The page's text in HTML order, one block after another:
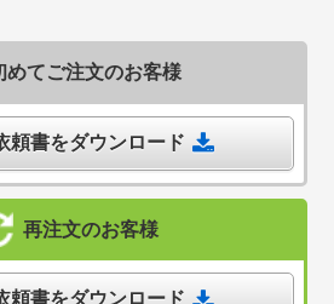
めてご注文のお客様
頼書をダウンロード
再注文のお客様
頼書をダウンロード